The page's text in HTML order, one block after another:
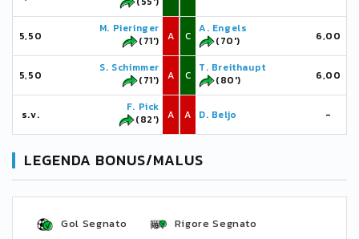
5,50
M. Pieringer
(71')
A
5,50
S. Schimmer
(71')
A
s.v.
F. Pick
(82')
A
C
A. Engels
(70')
6,00
C
T. Breithaupt
(80')
6,00
A D. Beljo -
LEGENDA BONUS/MALUS
Gol Segnato
Rigore Segnato